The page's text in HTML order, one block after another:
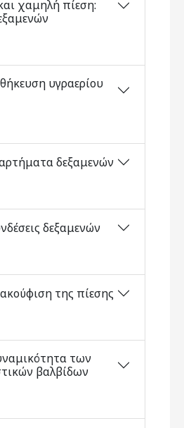
χαμηλή πίεση:
υγραερίου
δεξαμενών
δεξαμενών
της πίεσης
των
βαλβίδων